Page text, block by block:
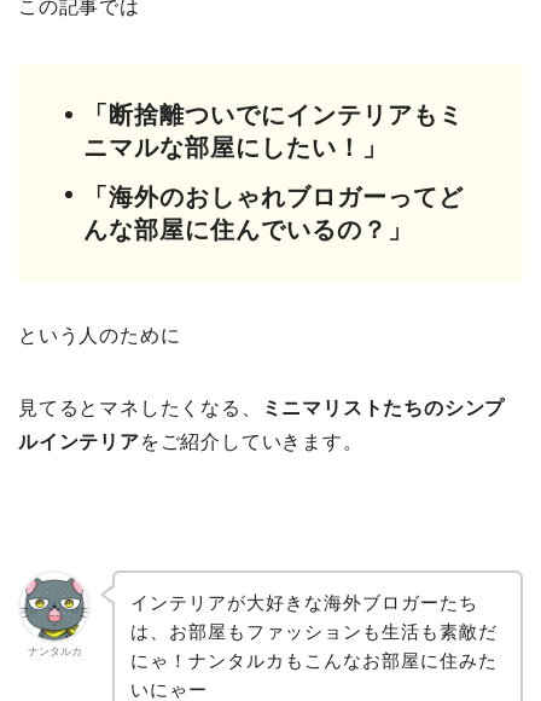
この記事では
「断捨離ついでにインテリアもミ
ニマルな部屋にしたい！」
「海外のおしゃれブロガーってど
んな部屋に住んでいるの？」
という人のために
見てるとマネしたくなる、
ミニマリストたちのシンプ
ルインテリアをご紹介していきます。
ナンタルカ
インテリアが大好きな海外ブロガーたち
は、お部屋もファッションも生活も素敵だ
にゃ！ナンタルカもこんなお部屋に住みた
いにゃー